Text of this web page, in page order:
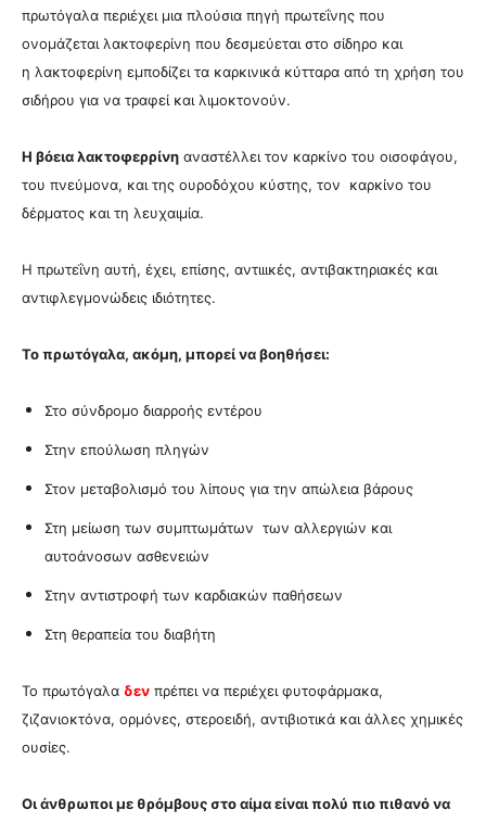
πρωτόγαλα περιέχει μια πλούσια πηγή πρωτεΐνης που
ονομάζεται λακτοφερίνη που δεσμεύεται στο σίδηρο και
η λακτοφερίνη εμποδίζει τα καρκινικά κύτταρα από τη χρήση του
σιδήρου για να τραφεί και λιμοκτονούν.
Η βόεια λακτοφερρίνη αναστέλλει τον καρκίνο του οισοφάγου,
του πνεύμονα, και της ουροδόχου κύστης, τον
καρκίνο του
δέρματος και τη λευχαιμία.
Η πρωτεΐνη αυτή, έχει, επίσης, αντιιικές, αντιβακτηριακές και
αντιφλεγμονώδεις ιδιότητες.
Το πρωτόγαλα, ακόμη, μπορεί να βοηθήσει:
Στο σύνδρομο διαρροής εντέρου
Στην επούλωση πληγών
Στον μεταβολισμό του λίπους για την απώλεια βάρους
Στη μείωση των συμπτωμάτων των αλλεργιών και
αυτοάνοσων ασθενειών
Στην αντιστροφή των καρδιακών παθήσεων
Στη θεραπεία του διαβήτη
Το πρωτόγαλα δεν πρέπει να περιέχει φυτοφάρμακα,
ζιζανιοκτόνα, ορμόνες, στεροειδή, αντιβιοτικά και άλλες χημικές
ουσίες.
Οι άνθρωποι με θρόμβους στο αίμα είναι πολύ πιο πιθανό να